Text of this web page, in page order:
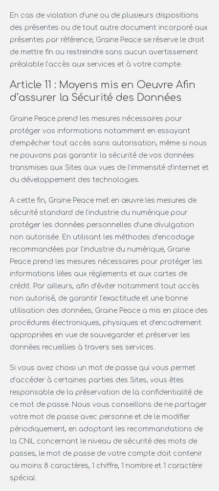
En cas de violation d’une ou de plusieurs dispositions
des présentes ou de tout autre document incorporé aux
présentes par référence, Graine Peace se réserve le droit
de mettre fin ou restreindre sans aucun avertissement
préalable l’accès aux services et à votre compte.
Article 11 : Moyens mis en Oeuvre Afin
d’assurer la Sécurité des Données
Graine Peace prend les mesures nécessaires pour
protéger vos informations notamment en essayant
d’empêcher tout accès sans autorisation, même si nous
ne pouvons pas garantir la sécurité de vos données
transmises aux Sites aux vues de l’immensité d’internet et
du développement des technologies.
A cette fin, Graine Peace met en œuvre les mesures de
sécurité standard de l’industrie du numérique pour
protéger les données personnelles d’une divulgation
non autorisée. En utilisant les méthodes d’encodage
recommandées par l’industrie du numérique, Graine
Peace prend les mesures nécessaires pour protéger les
informations liées aux règlements et aux cartes de
crédit. Par ailleurs, afin d’éviter notamment tout accès
non autorisé, de garantir l’exactitude et une bonne
utilisation des données, Graine Peace a mis en place des
procédures électroniques, physiques et d’encadrement
appropriées en vue de sauvegarder et préserver les
données recueillies à travers ses services.
Si vous avez choisi un mot de passe qui vous permet
d’accéder à certaines parties des Sites, vous êtes
responsable de la préservation de la confidentialité de
ce mot de passe. Nous vous conseillons de ne partager
votre mot de passe avec personne et de le modifier
périodiquement, en adoptant les recommandations de
la CNIL concernant le niveau de sécurité des mots de
passes, le mot de passe de votre compte doit contenir
au moins 8 caractères, 1 chiffre, 1 nombre et 1 caractère
spécial.